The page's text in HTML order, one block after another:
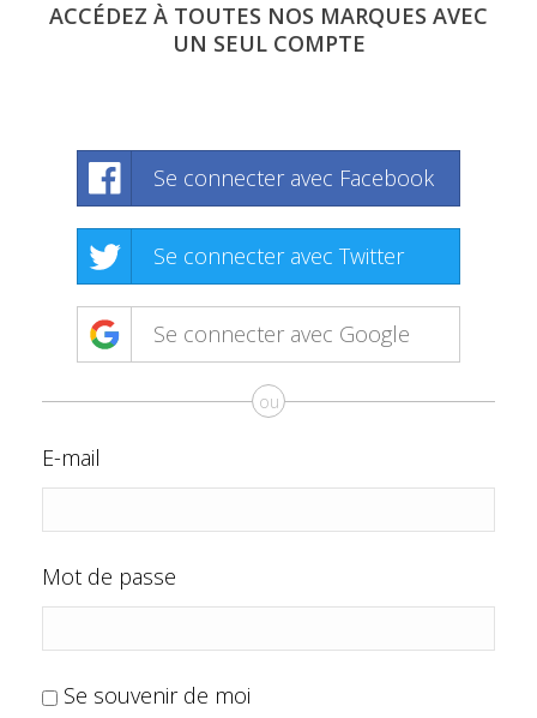
ACCÉDEZ À TOUTES NOS MARQUES AVEC
UN SEUL COMPTE
Se connecter avec Facebook
Se connecter avec Twitter
Se connecter avec Google
ou
E-mail
Mot de passe
Se souvenir de moi